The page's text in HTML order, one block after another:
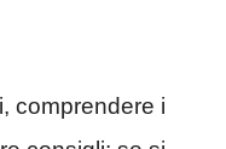
comprendere i